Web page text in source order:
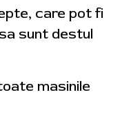
care pot fi
sunt destul
masinile